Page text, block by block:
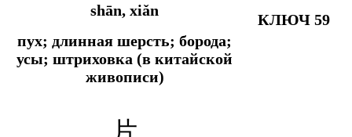
shān, xiǎn
пух; длинная шерсть; борода;
усы; штриховка (в китайской
живописи)
КЛЮЧ 59
片